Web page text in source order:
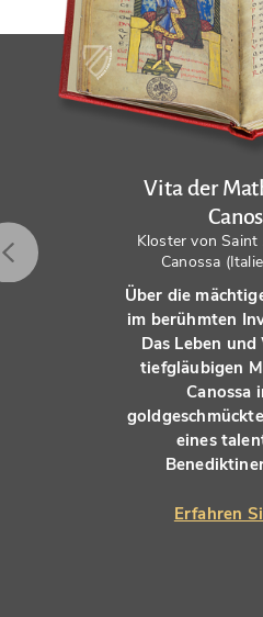
Vita der
Kloster von
Canossa
Über die
im berühmten
Das Leben
tiefgläubigen
Canossa
eines
Erfahren